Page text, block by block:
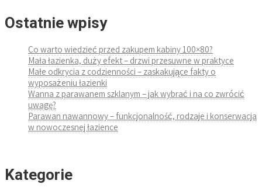
Ostatnie wpisy
Co warto wiedzieć przed zakupem kabiny 100×80?
Mała łazienka, duży efekt – drzwi przesuwne w praktyce
Małe odkrycia z codzienności – zaskakujące fakty o
wyposażeniu łazienki
Wanna z parawanem szklanym – jak wybrać i na co zwrócić
uwagę?
Parawan nawannowy – funkcjonalność, rodzaje i konserwacja
w nowoczesnej łazience
Kategorie